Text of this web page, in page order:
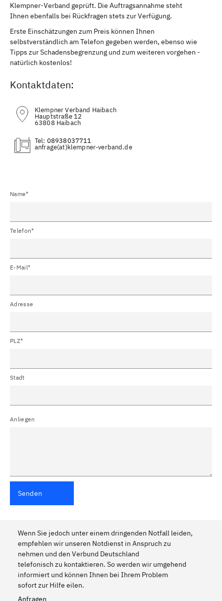
Klempner-Verband geprüft. Die Auftragsannahme steht
Ihnen ebenfalls bei Rückfragen stets zur Verfügung.
Erste Einschätzungen zum Preis können Ihnen
selbstverständlich am Telefon gegeben werden, ebenso wie
Tipps zur Schadensbegrenzung und zum weiteren vorgehen -
natürlich kostenlos!
Kontaktdaten:
Klempner Verband Haibach
Hauptstraße 12
63808 Haibach
Tel: 08938037711
(at)
Name*
Telefon*
E-Mail*
Adresse
PLZ*
Stadt
Anliegen
Senden
Wenn Sie jedoch unter einem dringenden Notfall leiden,
empfehlen wir unseren Notdienst in Anspruch zu
nehmen und den Verbund Deutschland
telefonisch zu kontaktieren. So werden wir umgehend
informiert und können Ihnen bei Ihrem Problem
sofort zur Hilfe eilen.
Anfragen